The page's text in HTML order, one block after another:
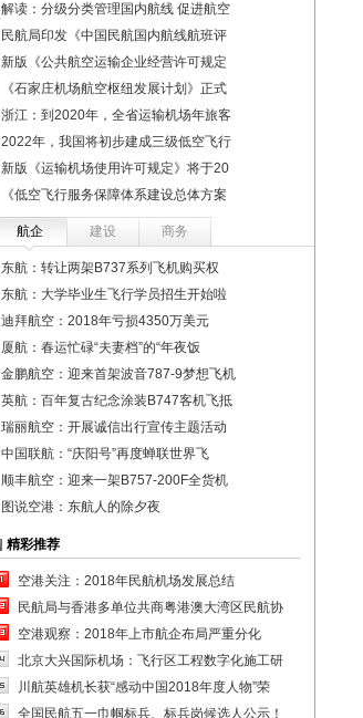
解读：分级分类管理国内航线 促进航空
民航局印发《中国民航国内航线航班评
新版《公共航空运输企业经营许可规定
《石家庄机场航空枢纽发展计划》正式
浙江：到2020年，全省运输机场年旅客
2022年，我国将初步建成三级低空飞行
新版《运输机场使用许可规定》将于20
《低空飞行服务保障体系建设总体方案
航企 建设 商务
东航：转让两架B737系列飞机购买权
东航：大学毕业生飞行学员招生开始啦
迪拜航空：2018年亏损4350万美元
厦航：春运忙碌“夫妻档”的“年夜饭
金鹏航空：迎来首架波音787-9梦想飞机
英航：百年复古纪念涂装B747客机飞抵
瑞丽航空：开展诚信出行宣传主题活动
中国联航：“庆阳号”再度蝉联世界飞
顺丰航空：迎来一架B757-200F全货机
图说空港：东航人的除夕夜
精彩推荐
空港关注：2018年民航机场发展总结
民航局与香港多单位共商粤港澳大湾区民航协
空港观察：2018年上市航企布局严重分化
北京大兴国际机场：飞行区工程数字化施工研
川航英雄机长获“感动中国2018年度人物”荣
全国民航五一巾帼标兵、标兵岗候选人公示！